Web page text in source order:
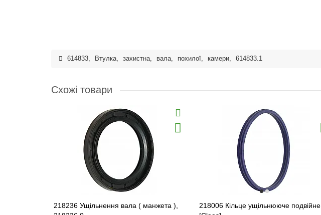
614833, Втулка, захистна, вала, похилої, камери, 614833.1
Схожі товари
218236 Ущільнення вала ( манжета ),
218006 Кільце ущільнююче подвійне